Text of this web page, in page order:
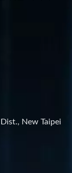
New Taipei